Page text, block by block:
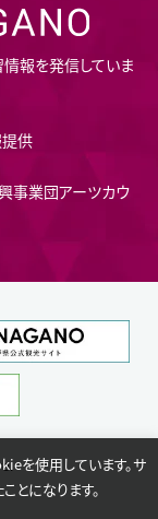
報を発信していま
供
事業団アーツカウ
を使用しています。サ
とになります。